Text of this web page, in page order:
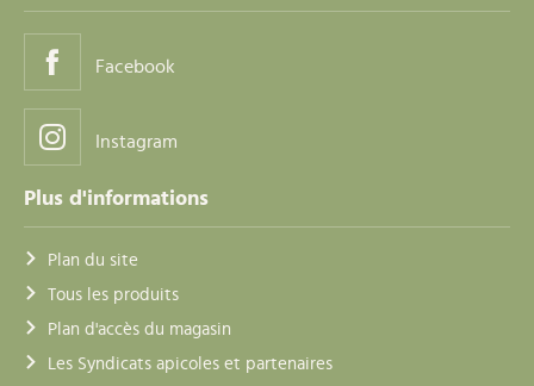
Facebook
Instagram
Plus d'informations
Plan du site
Tous les produits
Plan d'accès du magasin
Les Syndicats apicoles et partenaires